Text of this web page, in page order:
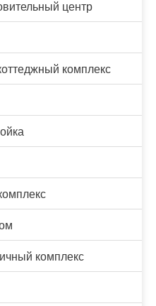
центр
комплекс
комплекс